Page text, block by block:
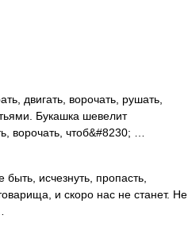
двигать, ворочать, рушать,
Букашка шевелит
ворочать, чтоб&#8230; …
исчезнуть, пропасть,
и скоро нас не станет. Не